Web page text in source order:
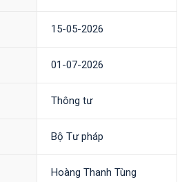
15-05-2026
01-07-2026
Thông tư
Bộ Tư pháp
Hoàng Thanh Tùng